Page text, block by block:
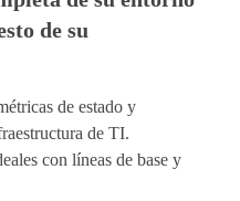
de su
de estado y
de TI.
con líneas de base y